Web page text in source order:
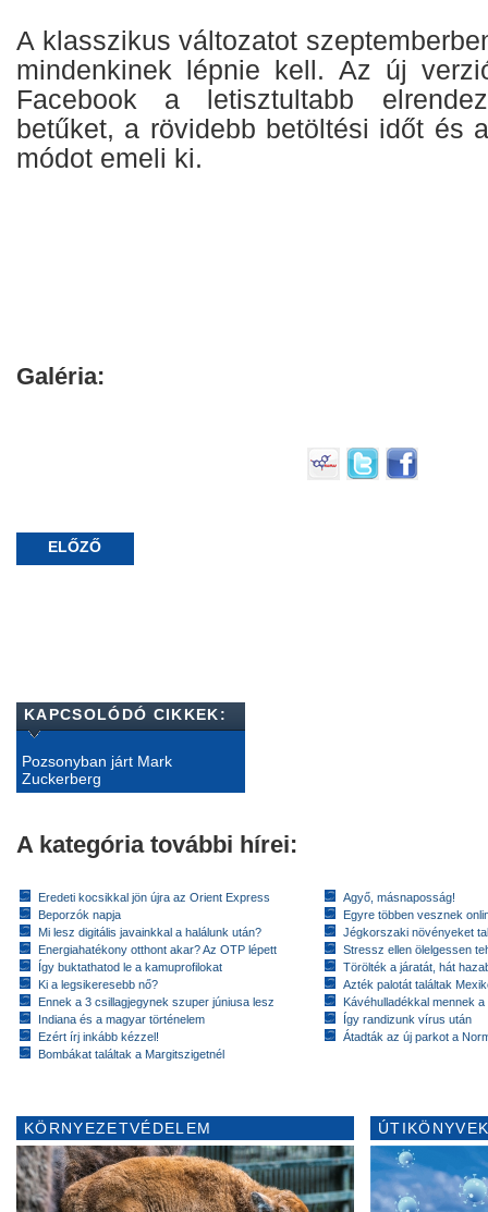
A klasszikus változatot
mindenkinek lépnie kell. Az új
Facebook a letisztultabb
betűket, a rövidebb betöltési időt és
módot emeli ki.
Galéria:
ELŐZŐ
KAPCSOLÓDÓ CIKKEK:
Pozsonyban járt Mark
Zuckerberg
A kategória további hírei:
Eredeti kocsikkal jön újra az Orient Express
Beporzók napja
Mi lesz digitális javainkkal a halálunk után?
Energiahatékony otthont akar? Az OTP lépett
Így buktathatod le a kamuprofilokat
Ki a legsikeresebb nő?
Ennek a 3 csillagjegynek szuper júniusa lesz
Indiana és a magyar történelem
Ezért írj inkább kézzel!
Bombákat találtak a Margitszigetnél
Agyő, másnaposság!
Egyre többen vesznek
Jégkorszaki növényeket
Stressz ellen ölelgessen
Törölték a járatát, hát
Azték palotát találtak
Kávéhulladékkal mennek
Így randizunk vírus után
Átadták az új parkot a
KÖRNYEZETVÉDELEM